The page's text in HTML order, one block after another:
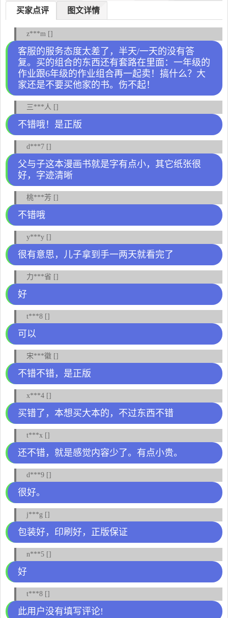
图文详情
买家点评
z***m []
客服的服务态度太差了，半天/一天的没有答
复。买的组合的东西还有套路在里面：一年级的
作业跟6年级的作业组合再一起卖！搞什么？大
家还是不要买他家的书。伤不起！
三***人 []
不错哦！是正版
d***7 []
父与子这本漫画书就是字有点小，其它纸张很
好，字迹清晰
桃***芳 []
不错哦
y***y []
很有意思，儿子拿到手一两天就看完了
力***省 []
好
t***8 []
可以
宋***徽 []
不错不错，是正版
x***4 []
买错了，本想买大本的，不过东西不错
t***x []
还不错，就是感觉内容少了。有点小贵。
d***9 []
很好。
j***g []
包装好，印刷好，正版保证
n***5 []
好
t***8 []
此用户没有填写评论!